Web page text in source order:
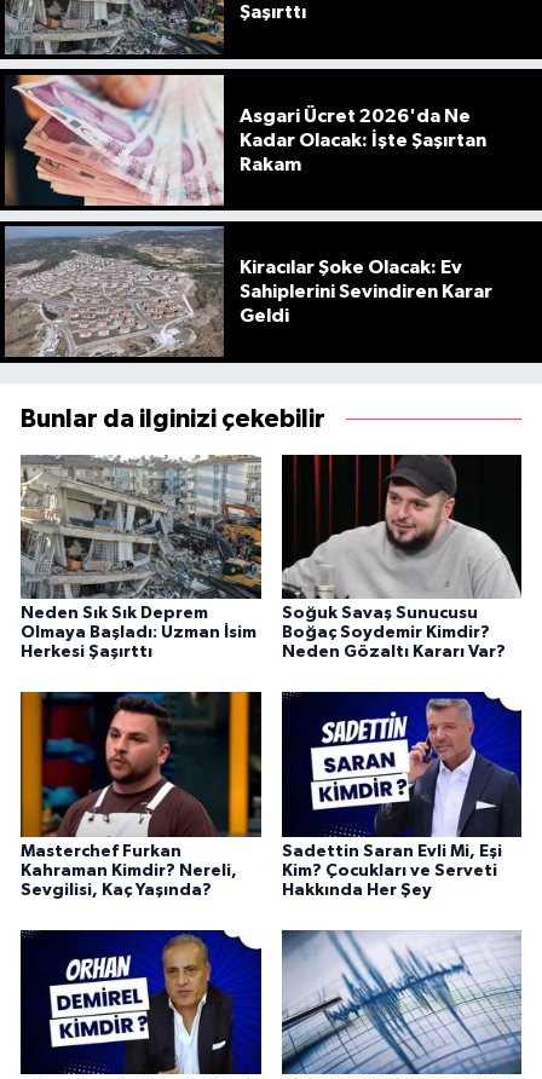
Şaşırttı
Asgari Ücret 2026'da Ne
Kadar Olacak: İşte Şaşırtan
Rakam
Kiracılar Şoke Olacak: Ev
Sahiplerini Sevindiren Karar
Geldi
Bunlar da ilginizi çekebilir
Neden Sık Sık Deprem
Olmaya Başladı: Uzman İsim
Herkesi Şaşırttı
Soğuk Savaş Sunucusu
Boğaç Soydemir Kimdir?
Neden Gözaltı Kararı Var?
Masterchef Furkan
Kahraman Kimdir? Nereli,
Sevgilisi, Kaç Yaşında?
Sadettin Saran Evli Mi, Eşi
Kim? Çocukları ve Serveti
Hakkında Her Şey